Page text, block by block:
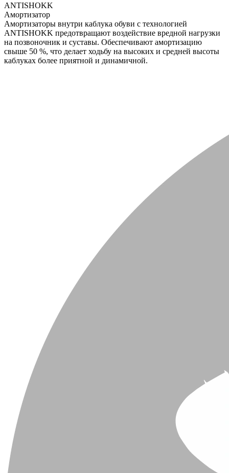
ANTISHOKK
Амортизатор
Амортизаторы внутри каблука обуви с технологией
ANTISHOKK предотвращают воздействие вредной нагрузки
на позвоночник и суставы. Обеспечивают амортизацию
свыше 50 %, что делает ходьбу на высоких и средней высоты
каблуках более приятной и динамичной.